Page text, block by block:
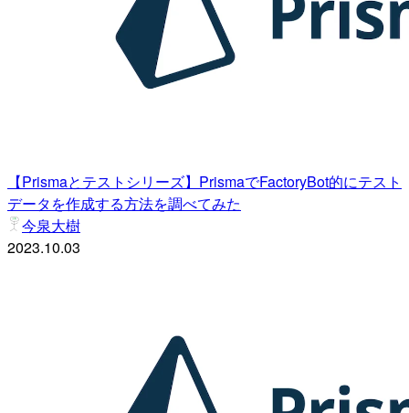
【Prismaとテストシリーズ】PrismaでFactoryBot的にテスト
データを作成する方法を調べてみた
今泉大樹
2023.10.03